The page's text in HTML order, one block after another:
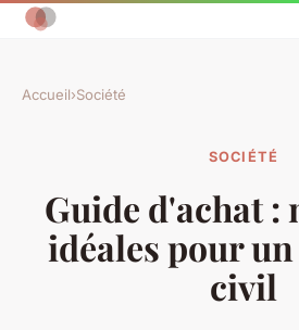
Accueil›Société
SOCIÉTÉ
Guide d'achat :
idéales pour
civil